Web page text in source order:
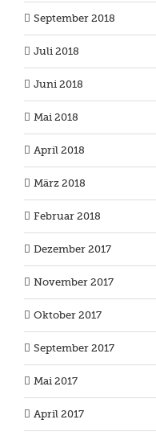
September 2018
Juli 2018
Juni 2018
Mai 2018
April 2018
März 2018
Februar 2018
Dezember 2017
November 2017
Oktober 2017
September 2017
Mai 2017
April 2017